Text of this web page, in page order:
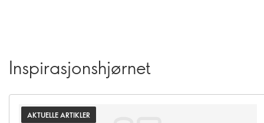
Inspirasjonshjørnet
AKTUELLE ARTIKLER